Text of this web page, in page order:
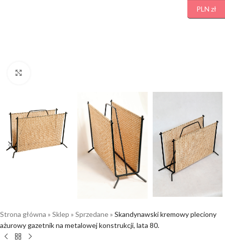
Strona główna » Sklep » Sprzedane» Skandynawski kremowy pleciony
ażurowy gazetnik na metalowej konstrukcji, lata 80.
PLN zł